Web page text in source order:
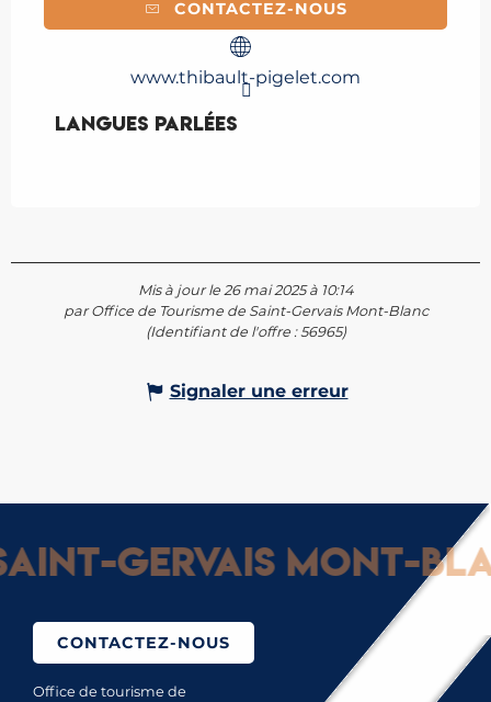
CONTACTEZ-NOUS
www.thibault-pigelet.com
Langues parlées
Langues parlées
Mis à jour le 26 mai 2025 à 10:14
par Office de Tourisme de Saint-Gervais Mont-Blanc
(Identifiant de l'offre :56965)
Signaler une erreur
Gervais Mont-
CONTACTEZ-NOUS
Office de tourisme de